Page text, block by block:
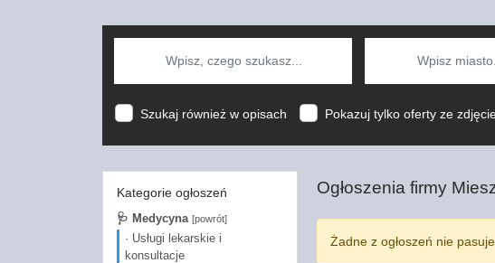
Szukaj również w opisach Pokazuj tylko oferty ze
Ogłoszenia firmy
Żadne z ogłoszeń nie
Kategorie ogłoszeń
🩺 Medycyna [powrót]
· Usługi lekarskie i
konsultacje